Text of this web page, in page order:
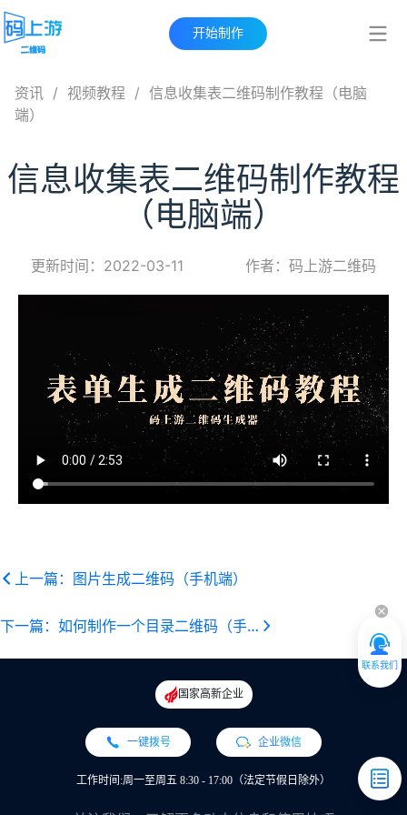
开始制作
联系我们
资讯 / 视频教程 / 信息收集表二维码制作教程（电脑
端）
信息收集表二维码制作教程
（电脑端）
更新时间：2022-03-11 作者：码上游二维码
上一篇：图片生成二维码（手机端）
下一篇：如何制作一个目录二维码（手机端）
国家高新企业
一键拨号 企业微信
工作时间:周一至周五 8:30 - 17:00（法定节假日除外）